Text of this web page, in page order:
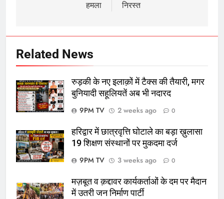
हमला
निरस्त
Related News
रुड़की के नए इलाक़ों में टैक्स की तैयारी, मगर
बुनियादी सहूलियतें अब भी नदारद
9PM TV
2 weeks ago 0
हरिद्वार में छात्रवृत्ति घोटाले का बड़ा ख़ुलासा
19 शिक्षण संस्थानों पर मुकदमा दर्ज
9PM TV
3 weeks ago 0
मज़बूत व क़द्दावर कार्यकर्ताओं के दम पर मैदान
में उतरी जन निर्माण पार्टी